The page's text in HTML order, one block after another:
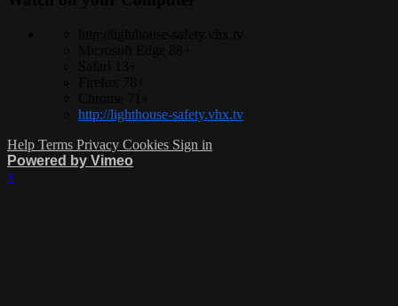
http://lighthouse-safety.vhx.tv
Help Terms Privacy Cookies Sign in
Powered by Vimeo
×